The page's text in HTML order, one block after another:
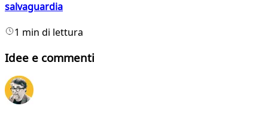
salvaguardia
1 min di lettura
Idee e commenti